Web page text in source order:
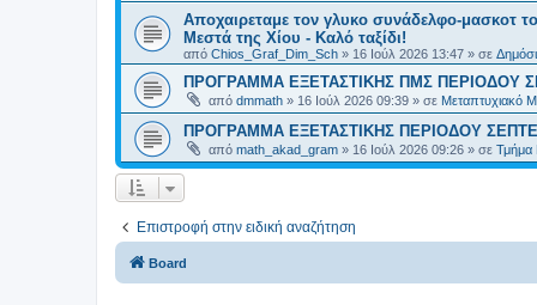
Αποχαιρεταμε τον γλυκο συνάδελφο-μασκοτ
Μεστά της Χίου - Καλό ταξίδι!
από Chios_Graf_Dim_Sch » 16 Ιούλ 2026 13:47 » σε
ΠΡΟΓΡΑΜΜΑ ΕΞΕΤΑΣΤΙΚΗΣ ΠΜΣ ΠΕΡΙΟΔΟΥ
από dmmath » 16 Ιούλ 2026 09:39 » σε Μεταπτυχιακό
ΠΡΟΓΡΑΜΜΑ ΕΞΕΤΑΣΤΙΚΗΣ ΠΕΡΙΟΔΟΥ
από math_akad_gram » 16 Ιούλ 2026 09:26 » σε Τμήμα
Επιστροφή στην ειδική αναζήτηση
Board